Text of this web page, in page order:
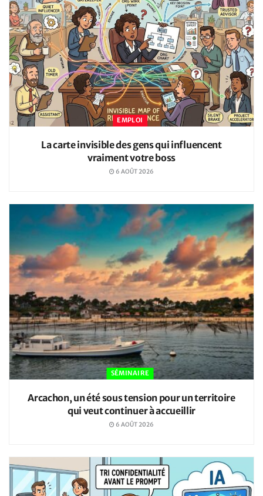
EMPLOI
La carte invisible des gens qui influencent
vraiment votre boss
6 AOÛT 2026
SÉMINAIRE
Arcachon, un été sous tension pour un territoire
qui veut continuer à accueillir
6 AOÛT 2026